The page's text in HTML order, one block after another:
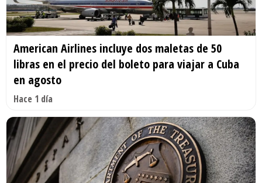
American Airlines incluye dos maletas de 50
libras en el precio del boleto para viajar a Cuba
en agosto
Hace 1 día